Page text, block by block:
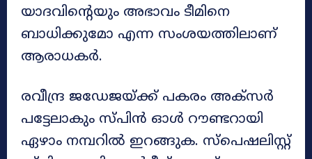
യാദവിന്റെയും അഭാവം ടീമിനെ
ബാധിക്കുമോ എന്ന സംശയത്തിലാണ്
ആരാധകർ.
രവീന്ദ്ര ജഡേജയ്ക്ക് പകരം അക്‌സര്‍
പട്ടേലാകും സ്പിന്‍ ഓള്‍ റൗണ്ടറായി
ഏഴാം നമ്പറില്‍ ഇറങ്ങുക. സ്‌പെഷലിസ്റ്റ്